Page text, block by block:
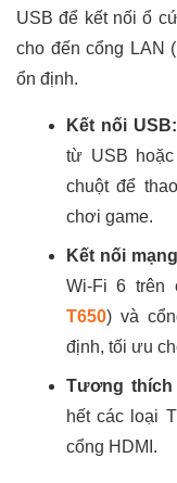
USB để kết nối ổ
cho đến cổng LAN
ổn định.
Kết nối USB:
từ USB
chuột để
chơi game.
Kết nối
Wi-Fi 6 trên
T650) và
định, tối ưu
Tương thích
hết các loại
cổng HDMI.